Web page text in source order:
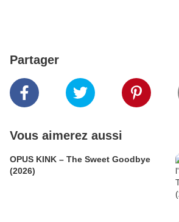
Partager
Vous aimerez aussi
OPUS KINK – The Sweet Goodbye
(2026)